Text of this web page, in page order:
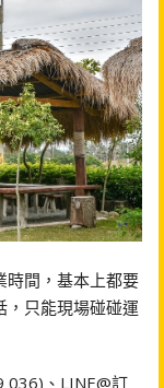
時間，基本上都要
，只能現場碰碰運
036)、LINE@訂